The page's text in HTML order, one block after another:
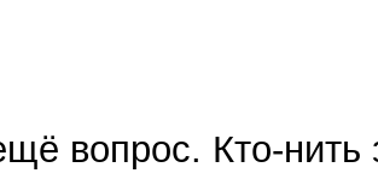
вопрос. Кто-нить